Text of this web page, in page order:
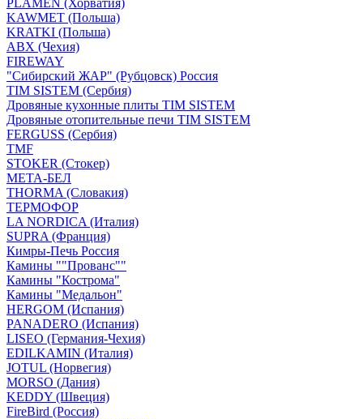
PLAMEN (Хорватия)
KAWMET (Польша)
KRATKI (Польша)
ABX (Чехия)
FIREWAY
"Сибирский ЖАР" (Рубцовск) Россия
TIM SISTEM (Сербия)
Дровяные кухонные плиты TIM SISTEM
Дровяные отопительные печи TIM SISTEM
FERGUSS (Сербия)
TMF
STOKER (Стокер)
МЕТА-БЕЛ
THORMA (Словакия)
ТЕРМОФОР
LA NORDICA (Италия)
SUPRA (Франция)
Кимры-Печь Россия
Камины ""Прованс""
Камины "Кострома"
Камины "Медальон"
HERGOM (Испания)
PANADERO (Испания)
LISEO (Германия-Чехия)
EDILKAMIN (Италия)
JOTUL (Норвегия)
MORSO (Дания)
KEDDY (Швеция)
FireBird (Россия)